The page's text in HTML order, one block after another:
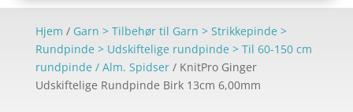
Hjem / Garn > Tilbehør til Garn > Strikkepinde >
Rundpinde > Udskiftelige rundpinde > Til 60-150 cm
rundpinde / Alm. Spidser/ KnitPro Ginger
Udskiftelige Rundpinde Birk 13cm 6,00mm